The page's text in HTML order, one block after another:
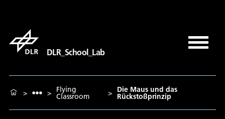
DLR_School_Lab
> > Flying
Classroom > Die Maus und das
Rückstoßprinzip